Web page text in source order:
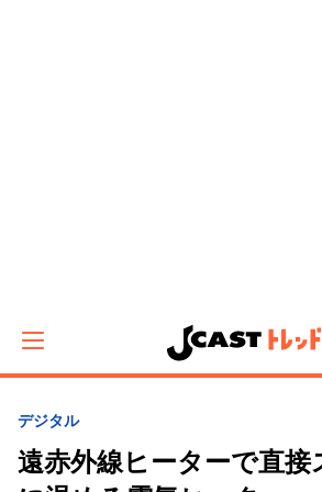
デジタル
遠赤外線ヒーターで直接